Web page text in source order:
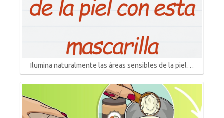
Ilumina naturalmente las áreas sensibles de la piel…